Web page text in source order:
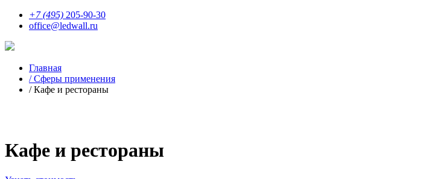
+7 (495) 205-90-30
office@ledwall.ru
Главная
/Сферы применения
/Кафе и рестораны
Кафе и рестораны